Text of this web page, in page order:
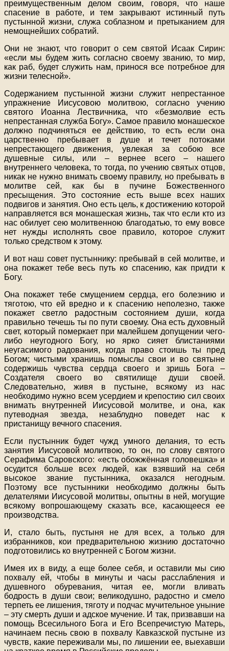
преимущественным делом своим, говоря, что наше
спасение в работе, и тем закрывают истинный путь
пустынной жизни, служа соблазном и претыканием для
немощнейших собратий.
Они не знают, что говорит о сем святой Исаак Сирин:
«если мы будем жить согласно своему званию, то мир,
как раб, будет служить нам, принося все потребное для
жизни телесной».
Содержанием пустынной жизни служит непрестанное
упражнение Иисусовою молитвою, согласно учению
святого Иоанна Лествичника, что «безмолвие есть
непрестанная служба Богу». Самое правило монашеское
должно подчиняться ее действию, то есть если она
царственно пребывает в душе и течет потоками
непрестающего движения, увлекая за собою все
душевные силы, или – вернее всего – нашего
внутреннего человека, то тогда, по учению святых отцов,
никак не нужно внимать своему правилу, но пребывать в
молитве сей, как бы в пучине Божественного
пресыщения. Это состояние есть выше всех наших
подвигов и занятия. Оно есть цель, к достижению которой
направляется вся монашеская жизнь, так что если кто из
нас обилует сею молитвенною благодатью, то ему вовсе
нет нужды исполнять свое правило, которое служит
только средством к этому.
И вот наш совет пустыннику: пребывай в сей молитве, и
она покажет тебе весь путь ко спасению, как придти к
Богу.
Она покажет тебе смущением сердца, его болезнию и
тяготою, что ей вредно и к спасению неполезно, также
покажет светло радостным состоянием души, когда
правильно течешь ты по пути своему. Она есть духовный
свет, который померкает при малейшем допущении чего-
либо неугодного Богу, но ярко сияет блистаниями
неугасимого радования, когда право стоишь ты пред
Богом; чистыми хранишь помыслы свои и во святыне
содержишь чувства сердца своего и зришь Бога –
Создателя своего во святилище души своей.
Следовательно, живя в пустыне, всякому из нас
необходимо нужно всем усердием и крепостию сил своих
внимать внутренней Иисусовой молитве, и она, как
путеводная звезда, незаблудно поведет нас к
пристанищу вечного спасения.
Если пустынник будет чужд умного делания, то есть
занятия Иисусовой молитвою, то он, по слову святого
Серафима Саровского: «есть обожжённая головешка» и
осудится больше всех людей, как взявший на себя
высокое звание пустынника, оказался негодным.
Поэтому все пустынники необходимо должны быть
делателями Иисусовой молитвы, опытны в ней, могущие
всякому вопрошающему сказать все, касающееся ее
производства.
И, стало быть, пустыня не для всех, а только для
избранников, кои предварительною жизнию достаточно
подготовились ко внутренней с Богом жизни.
Имея их в виду, а еще более себя, и оставили мы сию
похвалу ей, чтобы в минуты и часы расслабления и
душевного обуревания, читая ее, могли вливать
бодрость в души свои; великодушно, радостно и смело
терпеть ее лишения, тяготу и подчас мучительное уныние
– эту смерть души и адское мучение. И так, призвавши на
помощь Всесильного Бога и Его Всепречистую Матерь,
начинаем песнь свою в похвалу Кавказской пустыне из
чувств, какие переживали мы, по лишении ее, выехавши